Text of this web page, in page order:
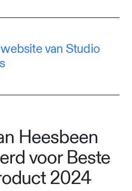
van Studio
Heesbeen
voor Beste
2024